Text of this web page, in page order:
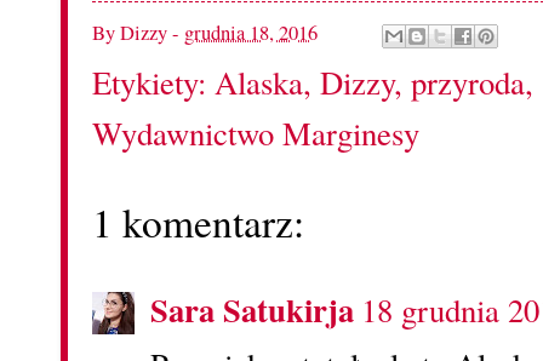
ByDizzy- grudnia 18, 2016
Etykiety: Alaska, Dizzy, przyroda,
Wydawnictwo Marginesy
1 komentarz:
Sara Satukirja 18 grudnia